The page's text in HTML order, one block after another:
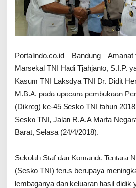
a
k
a
n
l
e
K
a
u
m
T
N
L
a
k
s
Portalindo.co.id – Bandung –
Marsekal TNI Hadi Tjahjanto, S.I.P.
Kasum TNI Laksdya TNI Dr. Didit
M.B.A. pada upacara pembukaan
(Dikreg) ke-45 Sesko TNI tahun
Sesko TNI, Jalan R.A.A Marta
Barat, Selasa (24/4/2018).
Sekolah Staf dan Komando Tentara
(Sesko TNI) terus berupaya
lembaganya dan keluaran hasil didik